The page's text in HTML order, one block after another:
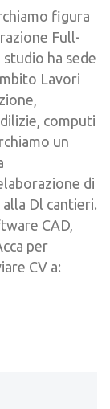
figura
Full-
ha sede
Lavori
computi
un
di
Dl cantieri.
CAD,
per
CV a: